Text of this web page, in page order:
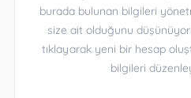
burada bulunan bilgileri
size ait olduğunu
tıklayarak yeni bir hesap
bilgileri